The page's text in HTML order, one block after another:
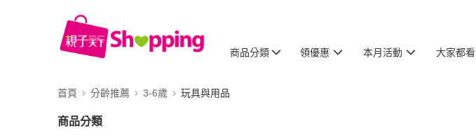
商品分類 領優惠 本月活動 大家都看
首頁 分齡推薦 3-6歲 玩具與用品
商品分類